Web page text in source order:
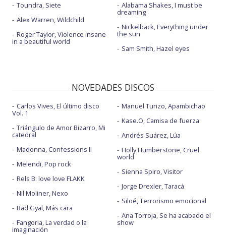
Toundra, Siete
Alex Warren, Wildchild
Roger Taylor, Violence insane
in a beautiful world
Alabama Shakes, I must be
dreaming
Nickelback, Everything under
the sun
Sam Smith, Hazel eyes
NOVEDADES DISCOS
Carlos Vives, El último disco
Vol. 1
Triángulo de Amor Bizarro, Mi
catedral
Madonna, Confessions II
Melendi, Pop rock
Rels B: love love FLAKK
Nil Moliner, Nexo
Bad Gyal, Más cara
Fangoria, La verdad o la
imaginación
Manuel Turizo, Apambichao
Kase.O, Camisa de fuerza
Andrés Suárez, Lúa
Holly Humberstone, Cruel
world
Sienna Spiro, Visitor
Jorge Drexler, Taracá
Siloé, Terrorismo emocional
Ana Torroja, Se ha acabado el
show